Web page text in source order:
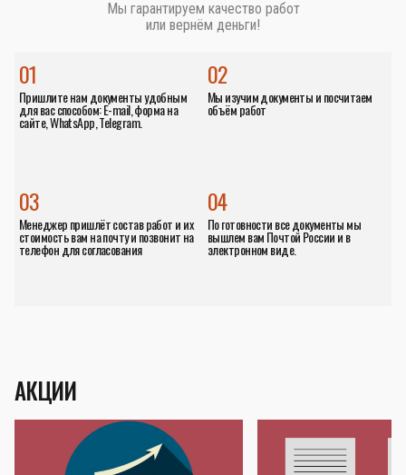
Мы гарантируем качество работ
или вернём деньги!
01
Пришлите нам документы удобным
для вас способом: E-mail, форма на
сайте, WhatsApp, Telegram.
02
Мы изучим документы и посчитаем
объём работ
04
По готовности все документы мы
вышлем вам Почтой России и в
электронном виде.
03
Менеджер пришлёт состав работ и их
стоимость вам на почту и позвонит на
телефон для согласования
АКЦИИ